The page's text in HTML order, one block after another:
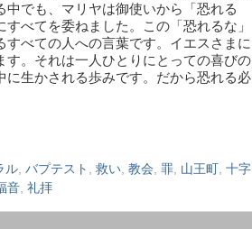
でも、マリヤは御使いから「恐れる
べてを委ねました。この「恐れるな」
べての人への言葉です。イエスさまに
。それは一人ひとりにとっての喜びの
生かされる歩みです。だから恐れる必
ル バプテスト 救い 教会 罪 山王町 十字
音 礼拝